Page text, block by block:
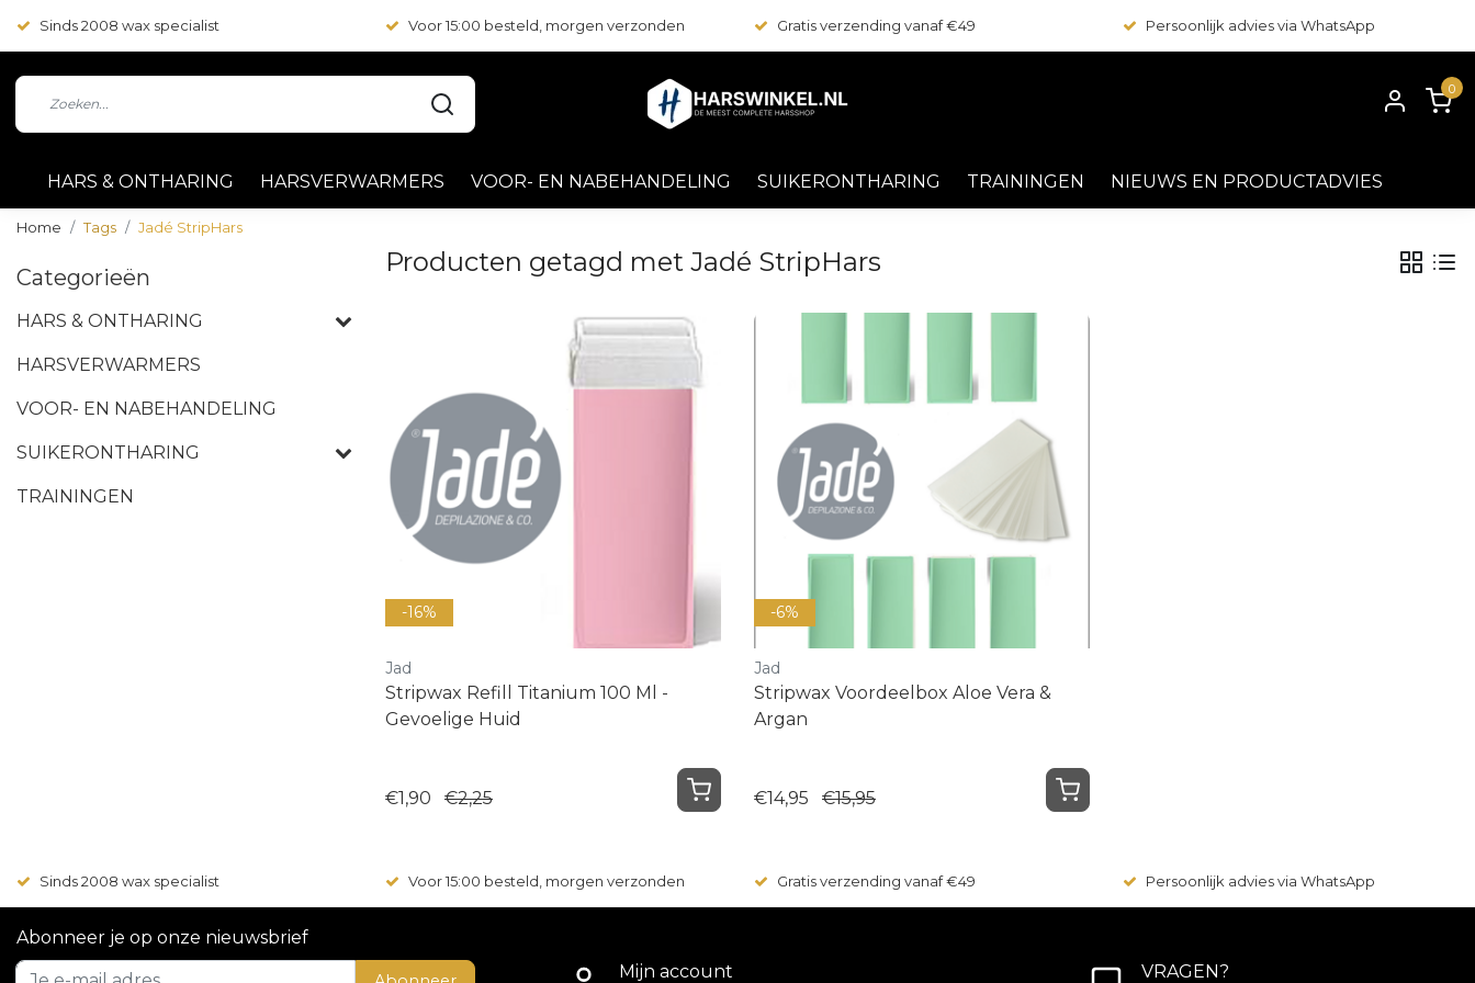
Sinds 2008 wax specialist Voor 15:00 besteld, morgen verzonden Gratis verzending vanaf €49 Persoonlijk advies via WhatsApp
0
HARS & ONTHARING HARSVERWARMERS VOOR- EN NABEHANDELING SUIKERONTHARING TRAININGEN NIEUWS EN PRODUCTADVIES
Home Tags Jadé StripHars
Categorieën
HARS & ONTHARING
HARSVERWARMERS
VOOR- EN NABEHANDELING
SUIKERONTHARING
TRAININGEN
Producten getagd met Jadé StripHars
-16%
Jad
Stripwax Refill Titanium 100 Ml -
Gevoelige Huid
€1,90 €2,25
-6%
Jad
Stripwax Voordeelbox Aloe Vera &
Argan
€14,95 €15,95
Sinds 2008 wax specialist Voor 15:00 besteld, morgen verzonden Gratis verzending vanaf €49 Persoonlijk advies via WhatsApp
Abonneer je op onze nieuwsbrief
Mijn account VRAGEN?